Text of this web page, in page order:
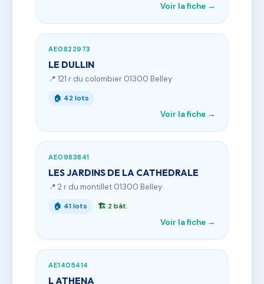
Voir la fiche →
AE0822973
LE DULLIN
📍 121 r du colombier 01300 Belley
🏠 42 lots
Voir la fiche →
AE0983841
LES JARDINS DE LA CATHEDRALE
📍 2 r du montillet 01300 Belley
🏠 41 lots 🏗 2 bât.
Voir la fiche →
AE1405414
L ATHENA